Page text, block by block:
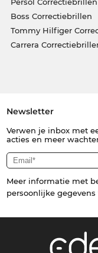
Boss Correctiebrillen
Tommy Hilfiger
Carrera
Newsletter
Verwen je inbox met
acties en meer
Meer informatie met
persoonlijke